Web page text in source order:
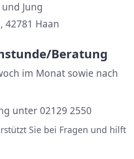
Jung
42781 Haan
Beratung
im Monat sowie nach
unter 02129 2550
Sie bei Fragen und hilft